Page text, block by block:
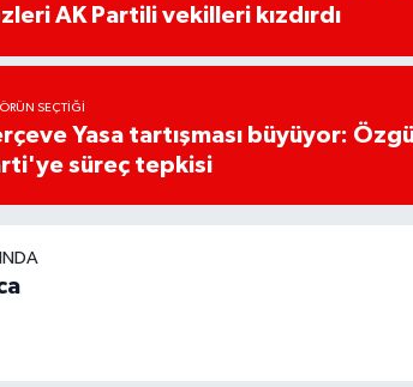
AK Partili vekilleri kızdırdı
SEÇTIĞI
Yasa tartışması büyüyor:
süreç tepkisi